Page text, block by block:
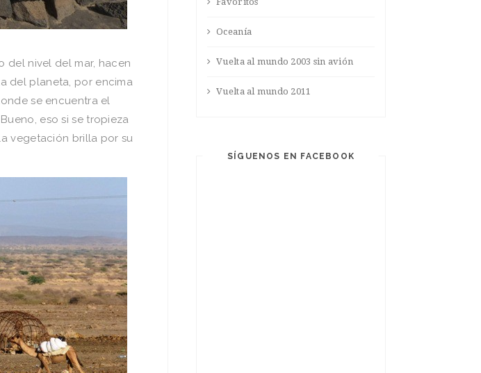
del nivel del mar, hacen
del planeta, por encima
se encuentra el
eso si se tropieza
vegetación brilla por su
Oceanía
Vuelta al mundo 2003 sin avión
Vuelta al mundo 2011
SÍGUENOS EN FACEBOOK